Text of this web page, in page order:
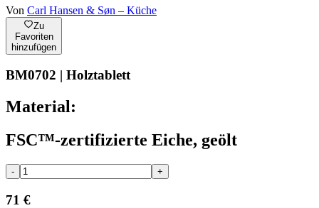
Von Carl Hansen & Søn – Küche
Zu
Favoriten
hinzufügen
BM0702 | Holztablett
Material:
FSC™-zertifizierte Eiche, geölt
- +
71 €